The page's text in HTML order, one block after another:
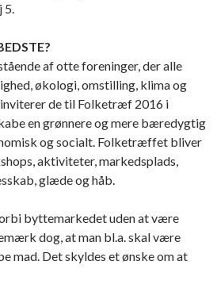
5.
af otte foreninger, der alle
økologi, omstilling, klima og
inviterer de til Folketræf 2016 i
en grønnere og mere bæredygtig
og socialt. Folketræffet bliver
aktiviteter, markedsplads,
glæde og håb.
byttemarkedet uden at være
dog, at man bl.a. skal være
mad. Det skyldes et ønske om at